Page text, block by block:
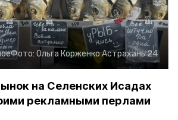
Фото: Ольга КорженкоАстрахань 24
на Селенских Исадах
рекламными перлами